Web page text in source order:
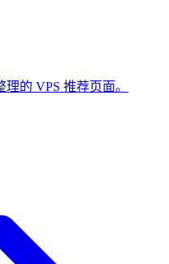
的 VPS 推荐页面。